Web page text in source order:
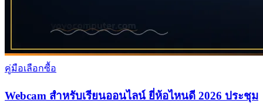
คู่มือเลือกซื้อ
Webcam สำหรับเรียนออนไลน์ ยี่ห้อไหนดี 2026 ประชุม